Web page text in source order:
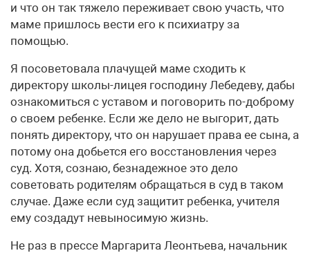
и что он так тяжело переживает свою участь, что
маме пришлось вести его к психиатру за
помощью.
Я посоветовала плачущей маме сходить к
директору школы-лицея господину Лебедеву, дабы
ознакомиться с уставом и поговорить по-доброму
о своем ребенке. Если же дело не выгорит, дать
понять директору, что он нарушает права ее сына, а
потому она добьется его восстановления через
суд. Хотя, сознаю, безнадежное это дело
советовать родителям обращаться в суд в таком
случае. Даже если суд защитит ребенка, учителя
ему создадут невыносимую жизнь.
Не раз в прессе Маргарита Леонтьева, начальник